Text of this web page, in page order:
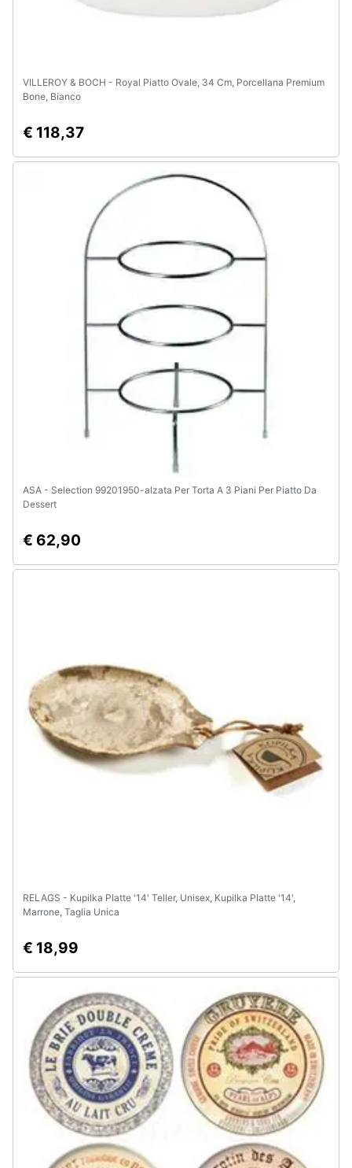
VILLEROY & BOCH - Royal Piatto Ovale, 34 Cm, Porcellana Premium
Bone, Bianco
€ 118,37
ASA - Selection 99201950-alzata Per Torta A 3 Piani Per Piatto Da
Dessert
€ 62,90
RELAGS - Kupilka Platte '14' Teller, Unisex, Kupilka Platte '14',
Marrone, Taglia Unica
€ 18,99